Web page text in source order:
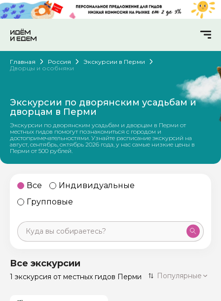
Главная Россия
Экскурсии в Перми
Дворцы и особняки
Экскурсии по дворянским усадьбам и
дворцам в Перми
Экскурсии по дворянским усадьбам и дворцам в Перми от
местных гидов помогут познакомиться с городом и
достопримечательностями. Узнайте расписание экскурсий на
август, сентябрь, октябрь 2026 года, у нас самые низкие цены в
Перми от 500 рублей.
Все
Индивидуальные
Групповые
Санкт-Петербург 50 экскурсий
Все экскурсии
1 экскурсия от местных гидов Перми Популярные